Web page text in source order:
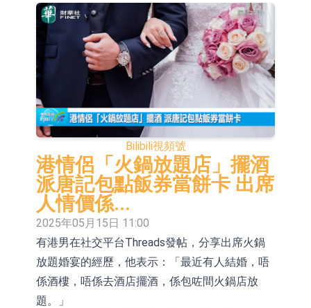
江總部物業服務項目
亞太股份：公司是零跑汽車和
Stellantis集團的供應商
理工雷科面向邊緣AI場景推出"山
海"系列智算模組 系列產品基於國產
CPU與GPU構建
【異動股】醫療研發外包板塊拉升，
博騰股份(300363.CN)漲20.02%
日韓股市收盤雙雙下跌
依米康：海外交付以東南亞、中東市
場為主 並已取得歐美相關認證
上交所：財通多策略福鑫定期開放靈
活配置混合型發起式證券投資基金臨
時停牌
上交所：景順長城全球半導體芯片產
業股票型證券投資基金臨時停牌
【異動股】港股跌幅榜前十，卡森國
際(00496.HK)跌22.40%，九福來
(08611.HK)跌21.01%
【異動股】港股漲幅榜前十，拿森科
技(02261.HK)漲+75.05%，辰興發展
神火股份：新疆神火鋁水轉化率已
Bilibili視頻號
港情侶「火鍋放題店」擺酒
派唐記包點飯券當餅卡 出席
人情價係...
2025年05月15日 11:00
有港男在社交平台Threads發帖，分享出席火鍋
放題婚宴的經歷，他表示：「最近有人結婚，唔
係酒樓，唔係去酒店擺酒，係包咗間火鍋店放
題。」